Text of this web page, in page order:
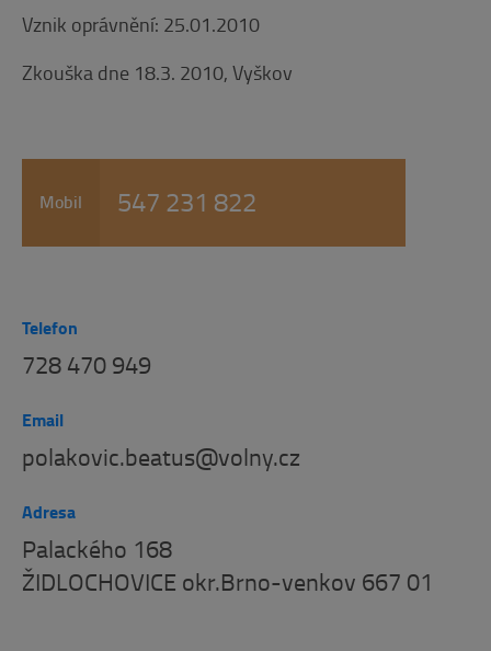
Vznik oprávnění: 25.01.2010
Zkouška dne 18.3. 2010, Vyškov
Mobil 547 231 822
Telefon
728 470 949
Email
polakovic.beatus@volny.cz
Adresa
Palackého 168
ŽIDLOCHOVICE okr.Brno-venkov 667 01